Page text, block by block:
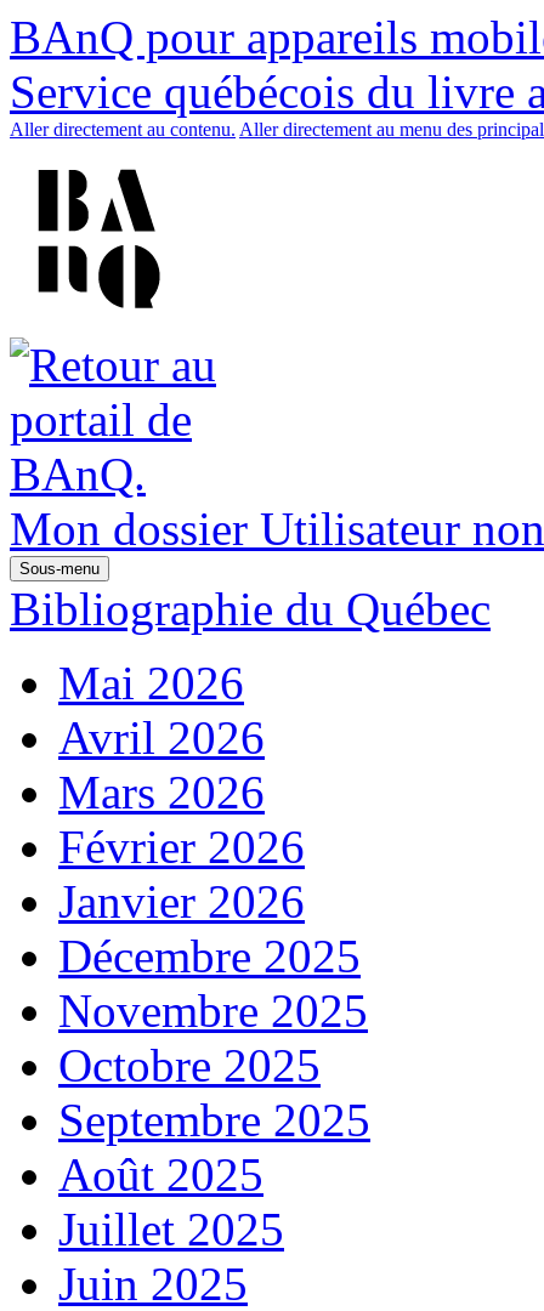
BAnQ pour appareils
Service québécois du livre
Aller directement au contenu. Aller directement au menu des
Mon dossier Utilisateur
Sous-menu
Bibliographie du Québec
Mai 2026
Avril 2026
Mars 2026
Février 2026
Janvier 2026
Décembre 2025
Novembre 2025
Octobre 2025
Septembre 2025
Août 2025
Juillet 2025
Juin 2025